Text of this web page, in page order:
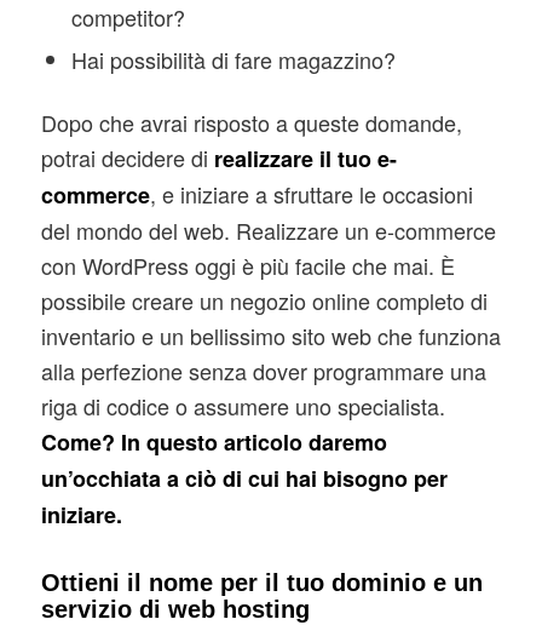
competitor?
Hai possibilità di fare magazzino?
Dopo che avrai risposto a queste domande,
potrai decidere di realizzare il tuo e-
commerce, e iniziare a sfruttare le occasioni
del mondo del web. Realizzare un e-commerce
con WordPress oggi è più facile che mai. È
possibile creare un negozio online completo di
inventario e un bellissimo sito web che funziona
alla perfezione senza dover programmare una
riga di codice o assumere uno specialista.
Come? In questo articolo daremo
un’occhiata a ciò di cui hai bisogno per
iniziare.
Ottieni il nome per il tuo dominio e un
servizio di web hosting